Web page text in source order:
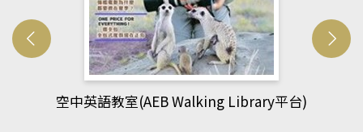
網管人(kono平台)